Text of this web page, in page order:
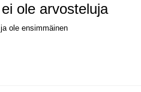
ole arvosteluja
ole ensimmäinen